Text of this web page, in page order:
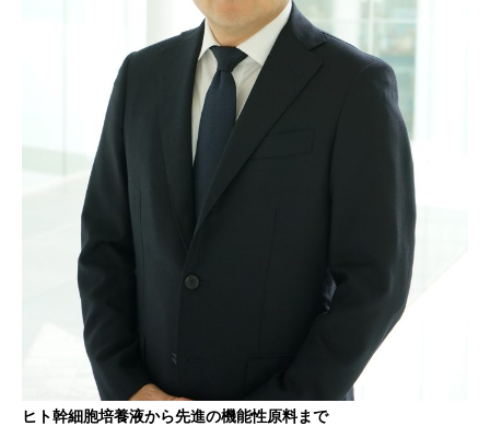
ヒト幹細胞培養液から先進の機能性原料まで